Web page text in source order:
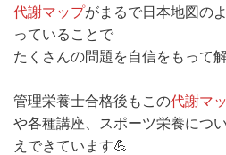
代謝マップがまるで日本地図の
っていることで
たくさんの問題を自信をもって
管理栄養士合格後もこの代謝マ
や各種講座、スポーツ栄養につ
えできています💪